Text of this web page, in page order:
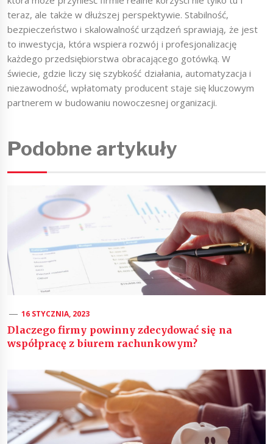
teraz, ale także w dłuższej perspektywie. Stabilność,
bezpieczeństwo i skalowalność urządzeń sprawiają, że jest
to inwestycja, która wspiera rozwój i profesjonalizację
każdego przedsiębiorstwa obracającego gotówką. W
świecie, gdzie liczy się szybkość działania, automatyzacja i
niezawodność, wpłatomaty producent staje się kluczowym
partnerem w budowaniu nowoczesnej organizacji.
Podobne artykuły
16 STYCZNIA, 2023
Dlaczego firmy powinny zdecydować się na
współpracę z biurem rachunkowym?